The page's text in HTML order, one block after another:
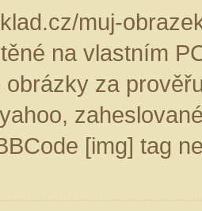
muj-
na vlastním
obrázky za
[img] tag